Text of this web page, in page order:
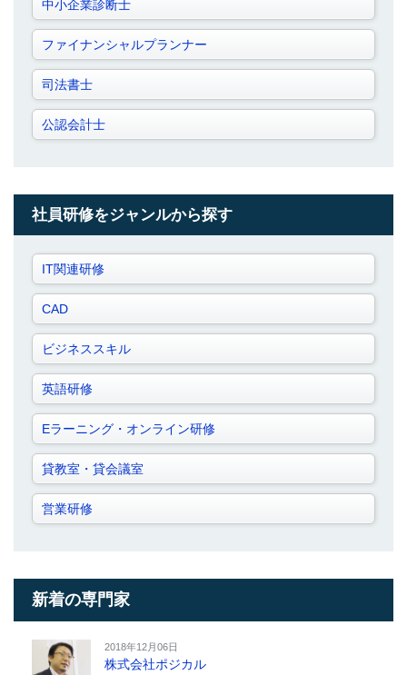
中小企業診断士
ファイナンシャルプランナー
司法書士
公認会計士
社員研修をジャンルから探す
IT関連研修
CAD
ビジネススキル
英語研修
Eラーニング・オンライン研修
貸教室・貸会議室
営業研修
新着の専門家
2018年12月06日
株式会社ポジカル